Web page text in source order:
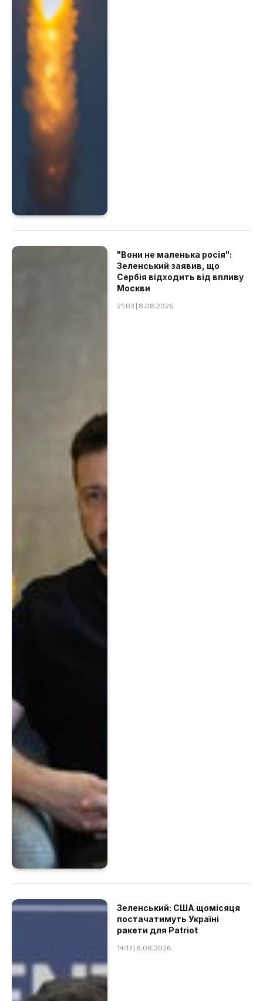
"Вони не маленька росія":
Зеленський заявив, що
Сербія відходить від впливу
Москви
21:03 | 8.08.2026
Зеленський: США щомісяця
постачатимуть Україні
ракети для Patriot
14:17 | 8.08.2026